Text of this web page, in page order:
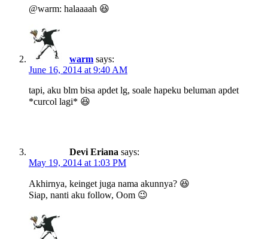
@warm: halaaaah 😆
warm says:
June 16, 2014 at 9:40 AM
tapi, aku blm bisa apdet lg, soale hapeku beluman apdet
*curcol lagi* 😆
Devi Eriana says:
May 19, 2014 at 1:03 PM
Akhirnya, keinget juga nama akunnya? 😆
Siap, nanti aku follow, Oom 😉